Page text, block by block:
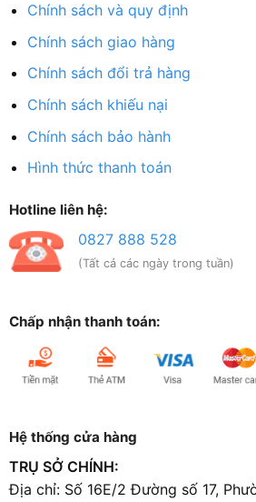
Chính sách và quy định
Chính sách giao hàng
Chính sách đổi trả hàng
Chính sách khiếu nại
Chính sách bảo hành
Hình thức thanh toán
Hotline liên hệ:
0827 888 528
(Tất cả các ngày trong tuần)
Chấp nhận thanh toán:
Hệ thống cửa hàng
TRỤ SỞ CHÍNH:
Địa chỉ: Số 16E/2 Đường số 17,